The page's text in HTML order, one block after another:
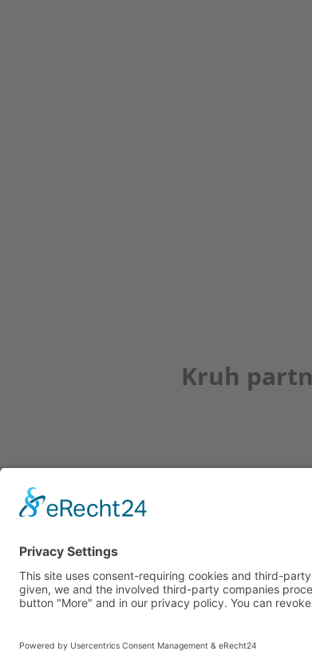
Kruh
K REGISTRACI